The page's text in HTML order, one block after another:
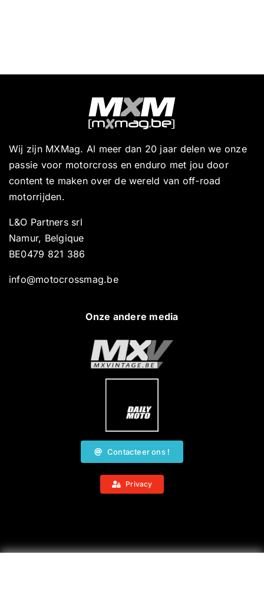
Wij zijn MXMag. Al meer dan 20 jaar delen we onze
passie voor motorcross en enduro met jou door
content te maken over de wereld van off-road
motorrijden.
L&O Partners srl
Namur, Belgique
BE0479 821 386
info@motocrossmag.be
Onze andere media
Contacteer ons !
Privacy